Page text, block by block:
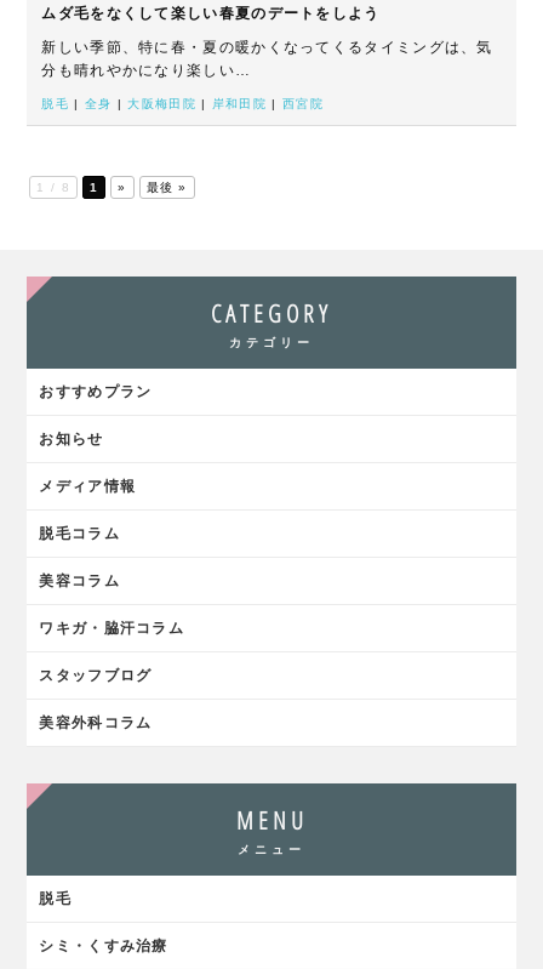
ムダ毛をなくして楽しい春夏のデートをしよう
新しい季節、特に春・夏の暖かくなってくるタイミングは、気
分も晴れやかになり楽しい…
脱毛 全身 |大阪梅田院 岸和田院 西宮院
1 / 8 1 » 最後 »
CATEGORY
カテゴリー
おすすめプラン
お知らせ
メディア情報
脱毛コラム
美容コラム
ワキガ・脇汗コラム
スタッフブログ
美容外科コラム
MENU
メニュー
脱毛
シミ・くすみ治療